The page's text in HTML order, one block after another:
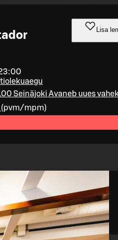
Lisa
Seinäjoki Avaneb uues
(pvm/mpm)